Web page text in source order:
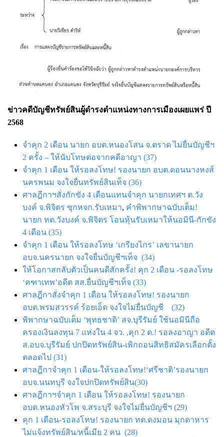
ข่าวคดีบัญชีทรัพย์สินผู้ดำรงตำแหน่งทางการเมืองเผยแพร่ ปี
2568
จำคุก 2 เดือน นายก อบต.หนองโสน จ.ตราด ไม่ยื่นบัญชีฯ
2 ครั้ง – ให้นับโทษต่อจากคดีอาญา (37)
จำคุก 1 เดือน ให้รอลงโทษ! รองนายก อบต.ดอนนางหงส์
นครพนม จงใจยื่นทรัพย์สินเท็จ (36)
ศาลฎีกาฯสั่งกักขัง 4 เดือนแทนจำคุก นายกเทศฯ ต.วัง
บงค์ จ.พิจิตร ซุกหจก.รับเหมา, คำพิพากษาฉบับเต็ม!
นายก ทต.วังบงค์ จ.พิจิตร โอนหุ้นรับเหมาให้นอมินี-กักขัง
4 เดือน (35)
จำคุก 1 เดือน ให้รอลงโทษ ‘เกรียงไกร’ เลขานายก
อบจ.นครนายก จงใจยื่นบัญชีฯเท็จ (34)
ให้โอกาสกลับตัวเป็นคนดีสักครั้ง! คุก 2 เดือน -รอลงโทษ
‘คฑาเทพ’อดีต สส.ยื่นบัญชีฯเท็จ (33)
ศาลฎีกาสั่งจำคุก 1 เดือน ให้รอลงโทษ! รองนายก
อบต.พรมสวรรค์ ร้อยเอ็ด จงใจไม่ยื่นบัญชี (32)
พิพากษาฉบับเต็ม ‘พุทธชาติ’ สจ.บุรีรัมย์ ใช้นอมินีถือ
ครองเงินลงทุน 7 แห่งใน 4 จว. ,คุก 2 ด.! รอลงอาญา อดีต
ส.อบจ.บุรีรัมย์ ปกปิดทรัพย์สิน-เพิกถอนสิทธิสมัครเลือกตั้ง
ตลอดไป (31)
ศาลฎีกาจำคุก 1 เดือน-ให้รอลงโทษ!‘ศรีชาติ’รองนายก
อบจ.นนทบุรี จงใจปกปิดทรัพย์สิน(30)
ศาลฎีกาฯจำคุก 1 เดือน ให้รอลงโทษ! รองนายก
อบต.หนองหัวโพ จ.สระบุรี จงใจไม่ยื่นบัญชีฯ (29)
คุก 1 เดือน-รอลงโทษ! รองนายก ทต.ดงมอน มุกดาหาร
ไม่แจ้งทรัพย์สิน/หนี้เมีย 2 คน (28)